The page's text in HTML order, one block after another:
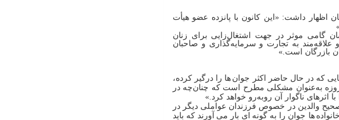
اظهار داشت: «این کانون با پانزده عضو هیأت
گامی موثر در جهت اشتغال‌زایی برای زنان
به تجارت و سرمایه‌گذاری و صاحبان
بازرگان است.»
که در حال حاضر اکثر جوان ها را درگیر کرده،
به‌عنوان مشکلی مطرح است که چنان‌چه در
ناگوار آن روبه‌رو خواهد کرد.»
والدین در خصوص فرزندان عواملی دیگر در
ها جوان را به گونه ای بار می آورند که باید